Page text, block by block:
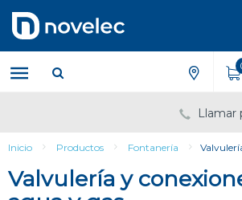
contenido
menú
de
navegación
Llamar
Inicio Productos Fontanería
Valvulería y